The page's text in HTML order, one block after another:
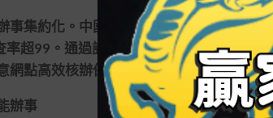
集約化。中國人壽壽險公司推進建設多點
超99。通過訂定全國統一考查及功課尺度
網點高效核辦保全辦事。
辦事